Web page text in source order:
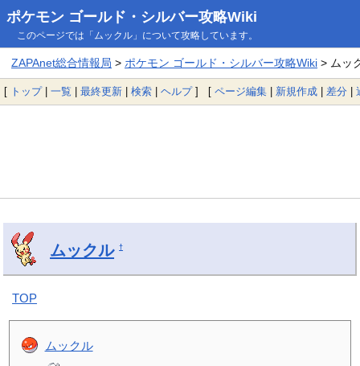
ポケモン ゴールド・シルバー攻略Wiki
このページでは「ムックル」について攻略しています。
ZAPAnet総合情報局 > ポケモン ゴールド・シルバー攻略Wiki> ムッ
[ トップ| 一覧 | 最終更新 | 検索 | ヘルプ] [ ページ編集 | 新規作成 | 差分 |
ムックル †
TOP
ムックル